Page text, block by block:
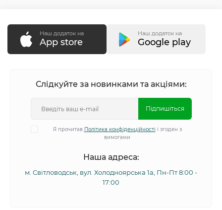
Наш додаток на
App store
Наш додаток на
Google play
Слідкуйте за новинками та акціями:
Підпишіться
Я прочитав Політика конфіденційності і згоден з
вимогами
Наша адреса:
м. Світловодськ, вул. Холодноярська 1а, Пн-Пт 8:00 -
17:00